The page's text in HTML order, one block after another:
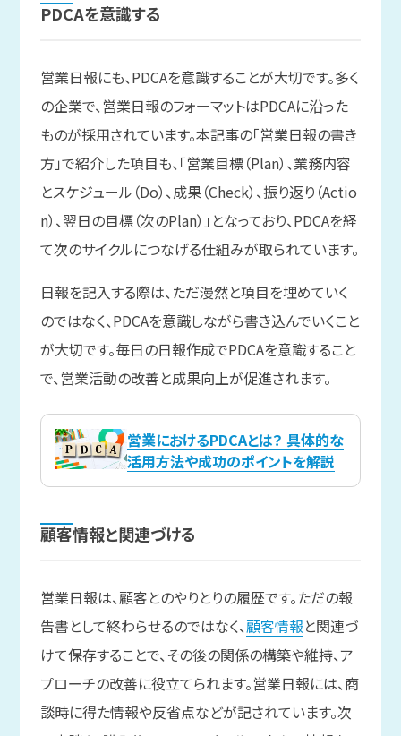
PDCAを意識する
営業日報にも、PDCAを意識することが大切です。多く
の企業で、営業日報のフォーマットはPDCAに沿った
ものが採用されています。本記事の「営業日報の書き
方」で紹介した項目も、「営業目標（Plan）、業務内容
とスケジュール（Do）、成果（Check）、振り返り（Actio
n）、翌日の目標（次のPlan）」となっており、PDCAを経
て次のサイクルにつなげる仕組みが取られています。
日報を記入する際は、ただ漫然と項目を埋めていく
のではなく、PDCAを意識しながら書き込んでいくこと
が大切です。毎日の日報作成でPDCAを意識すること
で、営業活動の改善と成果向上が促進されます。
営業におけるPDCAとは？ 具体的な
活用方法や成功のポイントを解説
顧客情報と関連づける
営業日報は、顧客とのやりとりの履歴です。ただの報
告書として終わらせるのではなく、顧客情報と関連づ
けて保存することで、その後の関係の構築や維持、ア
プローチの改善に役立てられます。営業日報には、商
談時に得た情報や反省点などが記されています。次